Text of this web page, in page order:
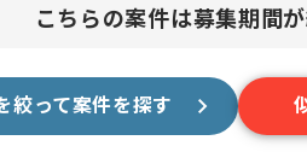
こちらの案件は募集期間
絞って案件を探す